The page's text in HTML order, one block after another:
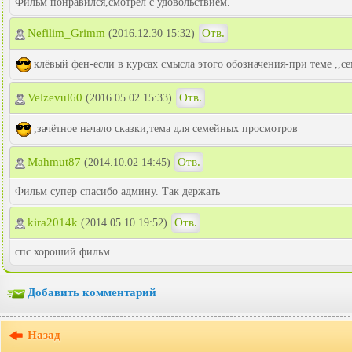
Nefilim_Grimm (2016.12.30 15:32) Отв.
клёвый фен-если в курсах смысла этого обозначения-при теме
Velzevul60 (2016.05.02 15:33) Отв.
,зачётное начало сказки,тема для семейных просмотров
Mahmut87 (2014.10.02 14:45) Отв.
Фильм супер спасибо админу. Так держать
kira2014k (2014.05.10 19:52) Отв.
спс хороший фильм
Добавить комментарий
Назад